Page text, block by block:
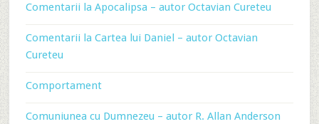
Comentarii la Apocalipsa – autor Octavian Cureteu
Comentarii la Cartea lui Daniel – autor Octavian
Cureteu
Comportament
Comuniunea cu Dumnezeu – autor R. Allan Anderson